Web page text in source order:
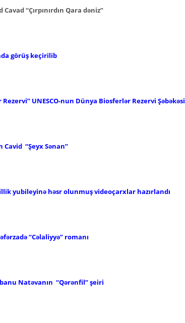
Cavad“Çırpınırdın Qara dəniz”
görüş keçirilib
UNESCO-nun Dünya Biosferlər Rezervi Şəbəkəsi
Cavid “Şeyx Sənan”
yubileyinə həsr olunmuş videoçarxlar hazırlandı
“Cəlaliyyə” romanı
Natəvanın “Qərənfil” şeiri